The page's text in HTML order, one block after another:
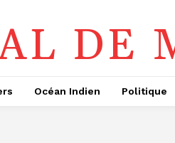
DE
Océan Indien Politique